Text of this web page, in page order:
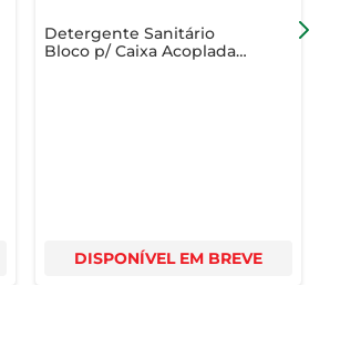
Detergente Sanitário
Bloco p/ Caixa Acoplada
DISPONÍVEL EM BREVE